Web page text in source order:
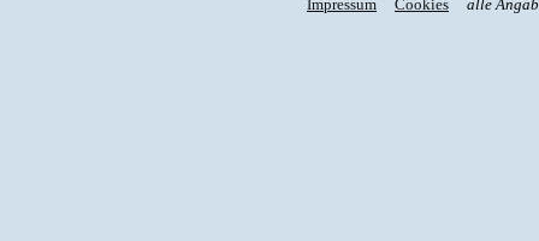
Impressum Cookies alle